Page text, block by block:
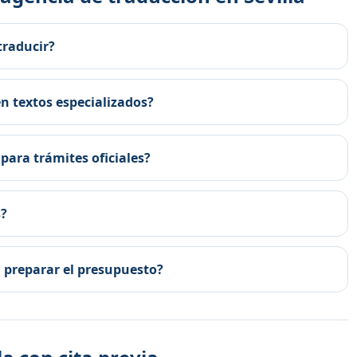
textos especializados?
trámites oficiales?
el presupuesto?